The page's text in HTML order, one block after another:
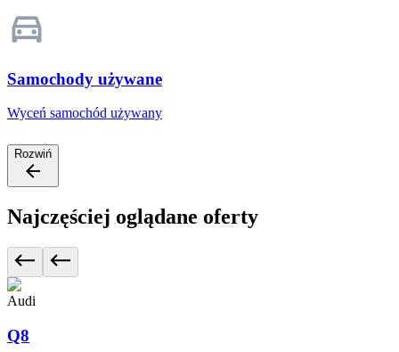
Samochody używane
Wyceń samochód używany
Rozwiń
Najczęściej oglądane oferty
Audi
Q8